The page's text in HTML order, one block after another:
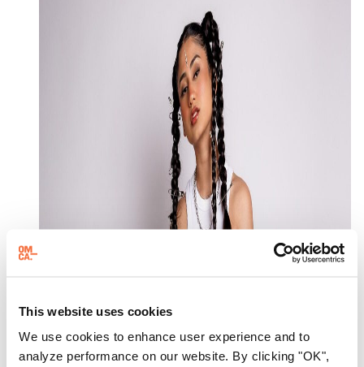
This website uses cookies
We use cookies to enhance user experience and to
analyze performance on our website. By clicking "OK",